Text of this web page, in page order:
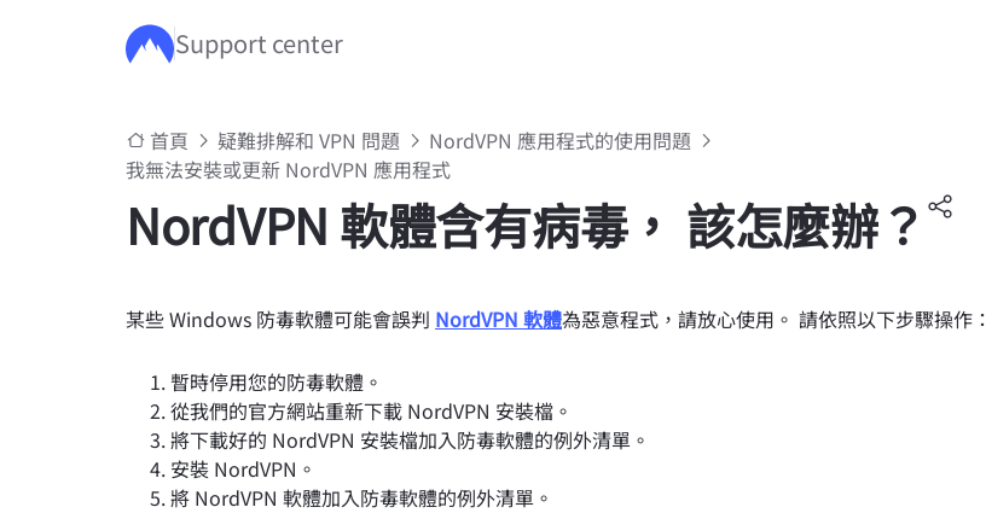
跳至主要內容
Support center
首頁 疑難排解和 VPN 問題
NordVPN 應用程式的使用問題
我無法安裝或更新 NordVPN 應用程式
NordVPN 軟體含有病毒， 該怎麼辦？
某些 Windows 防毒軟體可能會誤判 NordVPN 軟體為惡意程式，請放心使用。 請依照以下步驟操作：
暫時停用您的防毒軟體。
從我們的官方網站重新下載 NordVPN 安裝檔。
將下載好的 NordVPN 安裝檔加入防毒軟體的例外清單。
安裝 NordVPN。
將 NordVPN 軟體加入防毒軟體的例外清單。